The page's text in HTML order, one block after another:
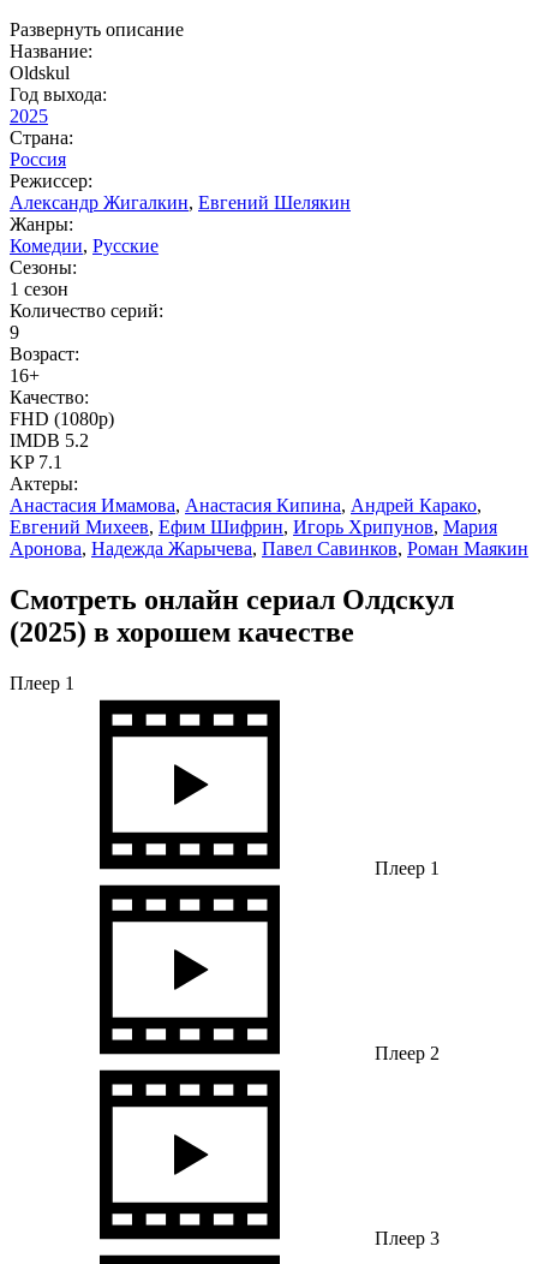
Развернуть описание
Название:
Oldskul
Год выхода:
2025
Страна:
Россия
Режиссер:
Александр Жигалкин, Евгений Шелякин
Жанры:
Комедии, Русские
Сезоны:
1 сезон
Количество серий:
9
Возраст:
16+
Качество:
FHD (1080p)
IMDB 5.2
KP7.1
Актеры:
Анастасия Имамова, Анастасия Кипина, Андрей Карако,
Евгений Михеев, Ефим Шифрин, Игорь Хрипунов, Мария
Аронова, Надежда Жарычева, Павел Савинков, Роман Маякин
Смотреть онлайн сериал Олдскул
(2025) в хорошем качестве
Плеер 1
Плеер 1
Плеер 2
Плеер 3